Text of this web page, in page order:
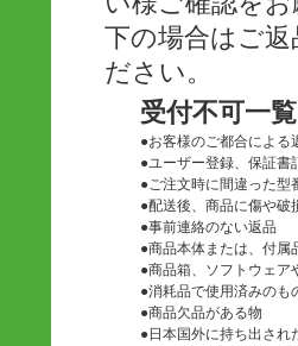
下の場合はご
ださい。
受付不可一覧
●お客様のご都合による
●ユーザー登録、保証書
●ご注文時に間違った型
●配送後、商品に傷や破
●事前連絡のない返品
●商品本体または、付属
●商品箱、ソフトウェア
●消耗品で使用済みのも
●商品欠品がある物
●日本国外に持ち出され